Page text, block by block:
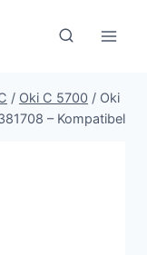
/ Oki C 5700 / Oki
– Kompatibel